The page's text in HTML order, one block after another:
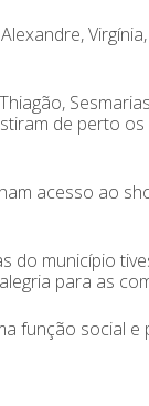
de perto
acesso ao
do município
para as
função social e